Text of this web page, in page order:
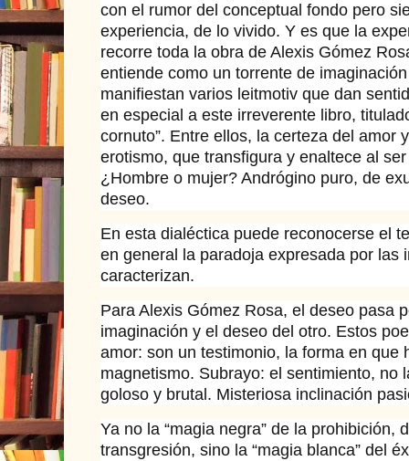
con el rumor del conceptual fondo pero
experiencia, de lo vivido. Y es que la
recorre toda la obra de Alexis Gómez
entiende como un torrente de
manifiestan varios leitmotiv que dan
en especial a este irreverente libro,
cornuto”. Entre ellos, la certeza del amor
erotismo, que transfigura y enaltece al
¿Hombre o mujer? Andrógino puro, de
deseo.
En esta dialéctica puede reconocerse el
en general la paradoja expresada por las
caracterizan.
Para Alexis Gómez Rosa, el deseo pasa
imaginación y el deseo del otro. Estos
amor: son un testimonio, la forma en que
magnetismo. Subrayo: el sentimiento, no
goloso y brutal. Misteriosa inclinación
Ya no la “magia negra” de la prohibición,
transgresión, sino la “magia blanca” del